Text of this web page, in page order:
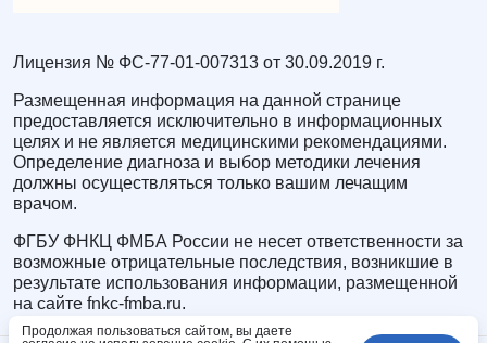
Лицензия № ФС-77-01-007313 от 30.09.2019 г.
Размещенная информация на данной странице
предоставляется исключительно в информационных
целях и не является медицинскими рекомендациями.
Определение диагноза и выбор методики лечения
должны осуществляться только вашим лечащим
врачом.
ФГБУ ФНКЦ ФМБА России не несет ответственности за
возможные отрицательные последствия, возникшие в
результате использования информации, размещенной
на сайте fnkc-fmba.ru.
Продолжая пользоваться сайтом, вы даете